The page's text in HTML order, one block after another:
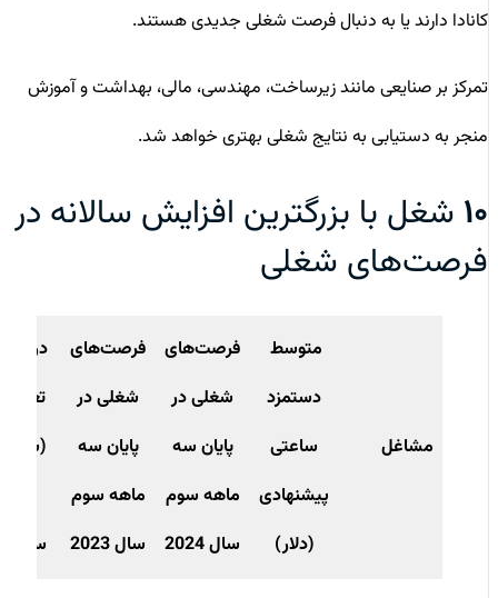
کانادا دارند یا به دنبال فرصت‌ شغلی جدیدی هستند.
تمرکز بر صنایعی مانند زیرساخت، مهندسی، مالی، بهداشت و آموزش
منجر به دستیابی به نتایج شغلی بهتری خواهد شد.
۱۰شغل با بزرگترین افزایش سالانه در
فرصت‌های شغلی
مشاغل
متوسط
دستمزد
ساعتی
پیشنهادی
(دلار)
فرصت‌های
شغلی در
پایان سه
ماهه سوم
سال 2024
فرصت‌های
شغلی در
پایان سه
ماهه سوم
سال 2023
درصد
تغییر
(سال
سال)